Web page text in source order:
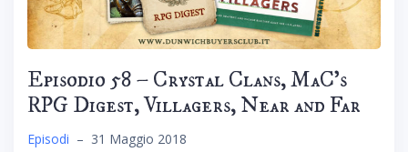
Episodio 58 – Crystal Clans, MaC’s
RPG Digest, Villagers, Near and Far
Episodi – 31 Maggio 2018